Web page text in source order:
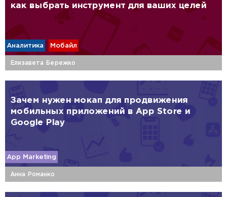
как выбрать инструмент для ваших целей
Аналитика Мобайл
Елизавета Бережко
Зачем нужен мокап для продвижения
мобильных приложений в App Store и
Google Play
App Marketing
Анна Романко